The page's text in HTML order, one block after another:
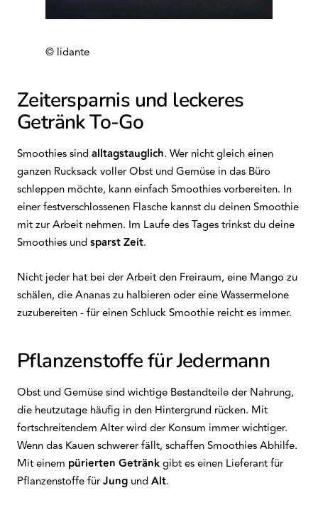
© lidante
Zeitersparnis und leckeres
Getränk To-Go
Smoothies sindalltagstauglich. Wer nicht gleich einen
ganzen Rucksack voller Obst und Gemüse in das Büro
schleppen möchte, kann einfach Smoothies vorbereiten. In
einer festverschlossenen Flasche kannst du deinen Smoothie
mit zur Arbeit nehmen. Im Laufe des Tages trinkst du deine
Smoothies undsparst Zeit.
Nicht jeder hat bei der Arbeit den Freiraum, eine Mango zu
schälen, die Ananas zu halbieren oder eine Wassermelone
zuzubereiten - für einen Schluck Smoothie reicht es immer.
Pflanzenstoffe für Jedermann
Obst und Gemüse sind wichtige Bestandteile der Nahrung,
die heutzutage häufig in den Hintergrund rücken. Mit
fortschreitendem Alter wird der Konsum immer wichtiger.
Wenn das Kauen schwerer fällt, schaffen Smoothies Abhilfe.
Mit einem pürierten Getränkgibt es einen Lieferant für
Pflanzenstoffe fürJung undAlt.